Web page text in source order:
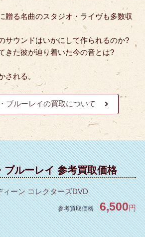
贈る名曲のスタジオ・ライヴも多数収
サウンドはいかにして作られるのか?
きた彼が辿り着いた今の音とは?
される。
ブルーレイの買取について
ブルーレイ 参考買取価格
ィーン コレクターズDVD
参考買取価格 6,500円